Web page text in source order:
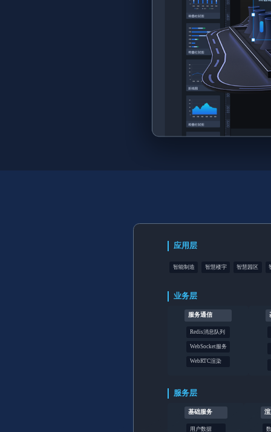
应用层
智能制造 智慧楼宇 智慧园区
业务层
服务通信
Redis消息队列
WebSocket服务
WebRTC渲染
服务层
基础服务
用户数据